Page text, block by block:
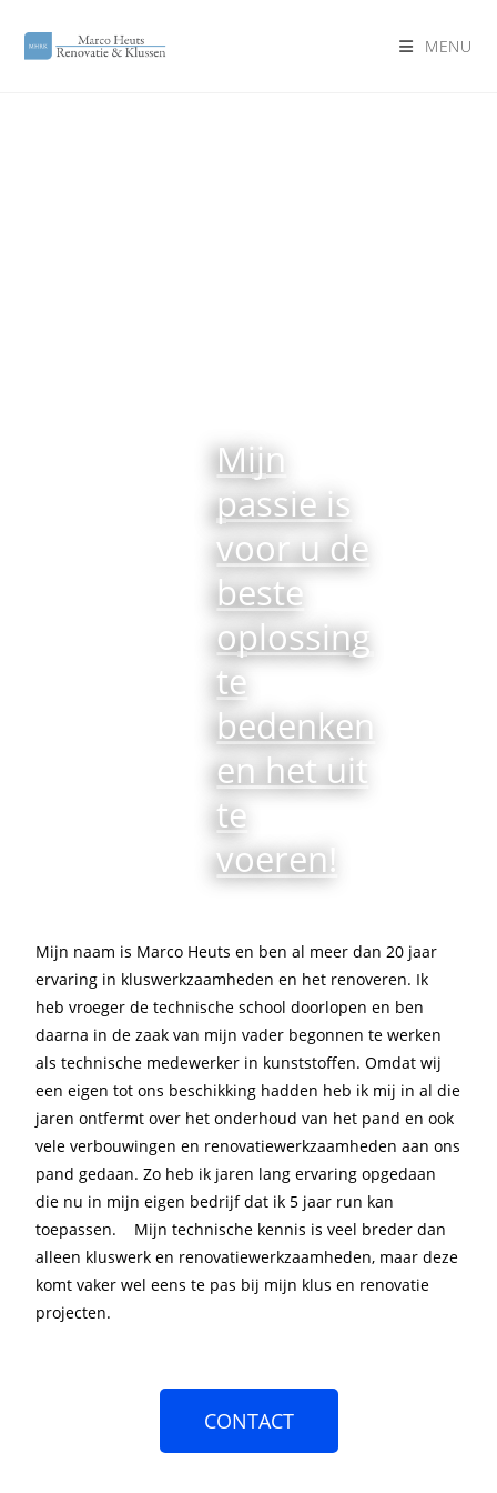
MENU
Mijn
passie is
voor u de
beste
oplossing
te
bedenken
en het uit
te
voeren!
Mijn naam is Marco Heuts en ben al meer dan 20 jaar
ervaring in kluswerkzaamheden en het renoveren. Ik
heb vroeger de technische school doorlopen en ben
daarna in de zaak van mijn vader begonnen te werken
als technische medewerker in kunststoffen. Omdat wij
een eigen tot ons beschikking hadden heb ik mij in al die
jaren ontfermt over het onderhoud van het pand en ook
vele verbouwingen en renovatiewerkzaamheden aan ons
pand gedaan. Zo heb ik jaren lang ervaring opgedaan
die nu in mijn eigen bedrijf dat ik 5 jaar run kan
toepassen. Mijn technische kennis is veel breder dan
alleen kluswerk en renovatiewerkzaamheden, maar deze
komt vaker wel eens te pas bij mijn klus en renovatie
projecten.
CONTACT